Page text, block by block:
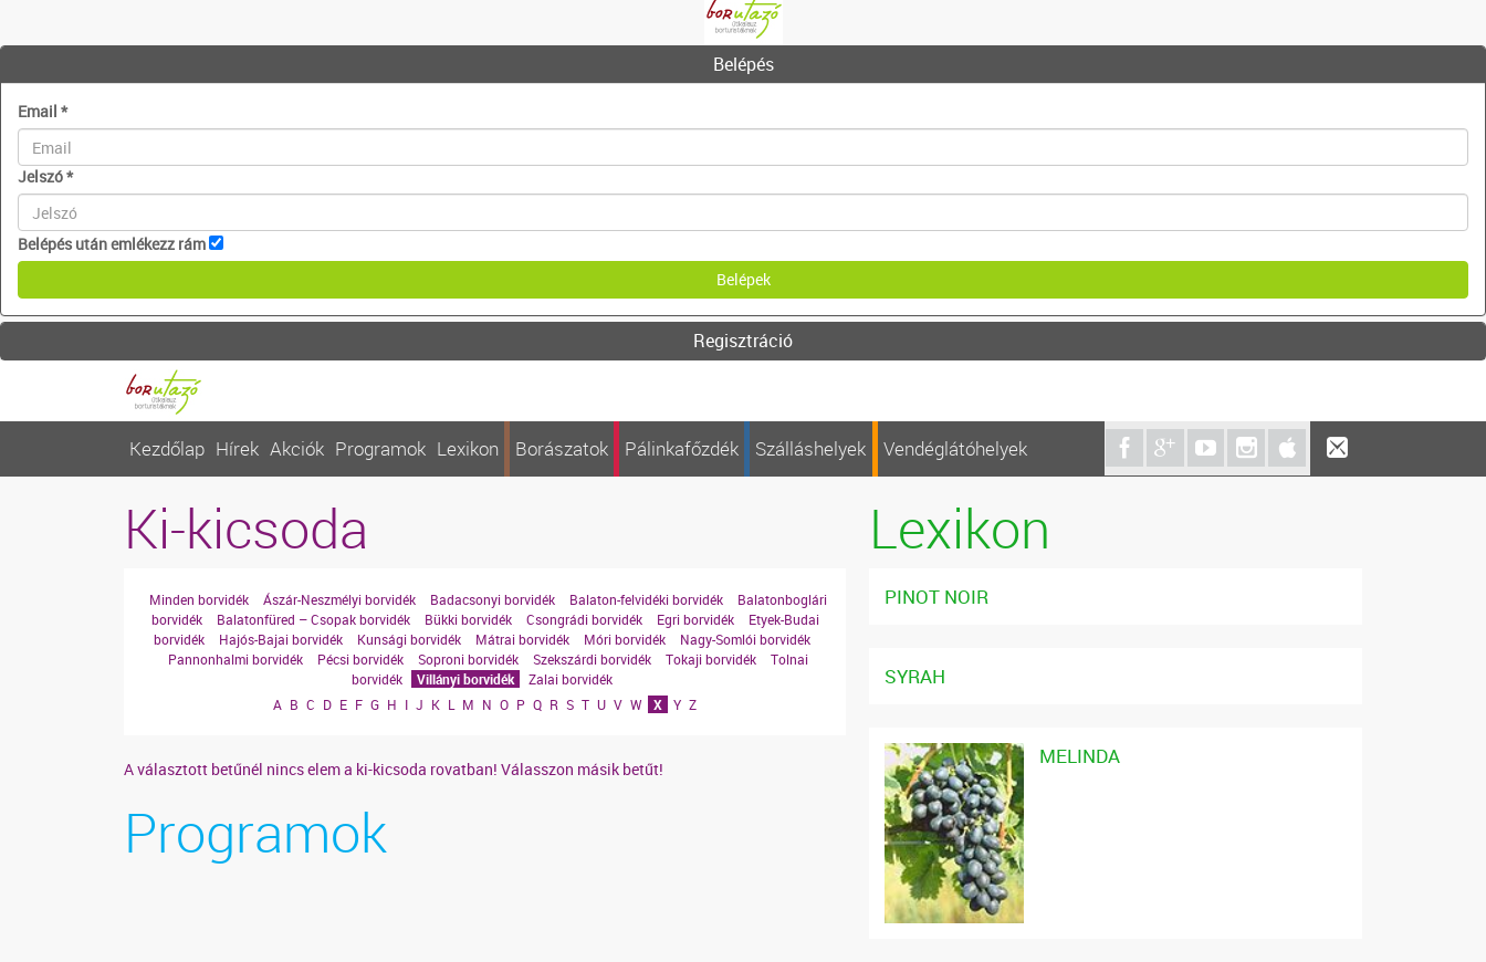
Belépés
Email *
Jelszó*
Belépés után emlékezz rám
Regisztráció
Kezdőlap Hírek Akciók Programok Lexikon Borászatok Pálinkafőzdék Szálláshelyek Vendéglátóhelyek
Ki-kicsoda
Minden borvidék Ászár-Neszmélyi borvidék Badacsonyi borvidék Balaton-felvidéki borvidék
Balatonboglári
borvidék
Balatonfüred – Csopak borvidék Bükki borvidék Csongrádi borvidék Egri borvidék
Etyek-Budai
borvidék
Hajós-Bajai borvidék Kunsági borvidék Mátrai borvidék Móri borvidék
Nagy-Somlói borvidék
Pannonhalmi borvidék
Pécsi borvidék Soproni borvidék Szekszárdi borvidék Tokaji borvidék
Tolnai
borvidék
Villányi borvidék
Zalai borvidék
A B C D E F G H I J K L M N O P Q R S T U V W X Y Z
A választott betűnél nincs elem a ki-kicsoda rovatban! Válasszon másik betűt!
Programok
Lexikon
PINOT NOIR
SYRAH
MELINDA